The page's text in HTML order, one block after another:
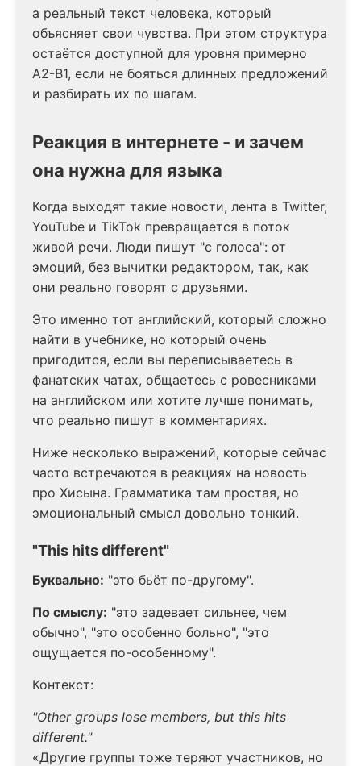
а реальный текст человека, который
объясняет свои чувства. При этом структура
остаётся доступной для уровня примерно
A2-B1, если не бояться длинных предложений
и разбирать их по шагам.
Реакция в интернете - и зачем
она нужна для языка
Когда выходят такие новости, лента в Twitter,
YouTube и TikTok превращается в поток
живой речи. Люди пишут "с голоса": от
эмоций, без вычитки редактором, так, как
они реально говорят с друзьями.
Это именно тот английский, который сложно
найти в учебнике, но который очень
пригодится, если вы переписываетесь в
фанатских чатах, общаетесь с ровесниками
на английском или хотите лучше понимать,
что реально пишут в комментариях.
Ниже несколько выражений, которые сейчас
часто встречаются в реакциях на новость
про Хисына. Грамматика там простая, но
эмоциональный смысл довольно тонкий.
"This hits different"
Буквально: "это бьёт по-другому".
По смыслу: "это задевает сильнее, чем
обычно", "это особенно больно", "это
ощущается по-особенному".
Контекст:
"Other groups lose members, but this hits
different."
«Другие группы тоже теряют участников, но